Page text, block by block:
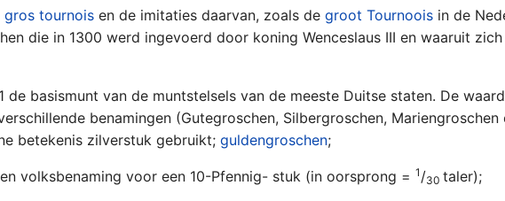
gros tournois en de imitaties daarvan, zoals degroot Tournoois in de
die in 1300 werd ingevoerd door koning Wenceslaus III en waaruit
de basismunt van de muntstelsels van de meeste Duitse staten. De
benamingen (Gutegroschen, Silbergroschen,
betekenis zilverstuk gebruikt;guldengroschen;
volksbenaming voor een 10-Pfennig- stuk (in oorsprong =1 /30 taler);